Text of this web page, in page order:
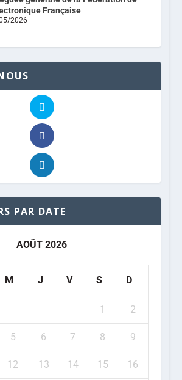
Française
2026
PAR DATE
AOÛT 2026
M J V S D
1 2
5 6 7 8 9
12 13 14 15 16